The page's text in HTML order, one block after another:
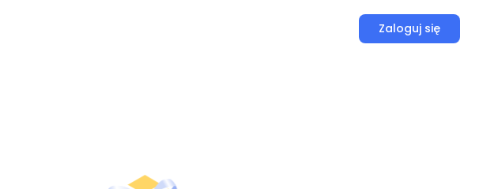
Zaloguj się